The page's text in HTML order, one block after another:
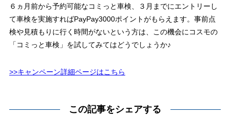
６ヵ月前から予約可能なコミっと車検、３月までにエントリーし
て車検を実施すればPayPay3000ポイントがもらえます。事前点
検や見積もりに行く時間がないという方は、この機会にコスモの
「コミっと車検」を試してみてはどうでしょうか♪
>>キャンペーン詳細ページはこちら
この記事をシェアする